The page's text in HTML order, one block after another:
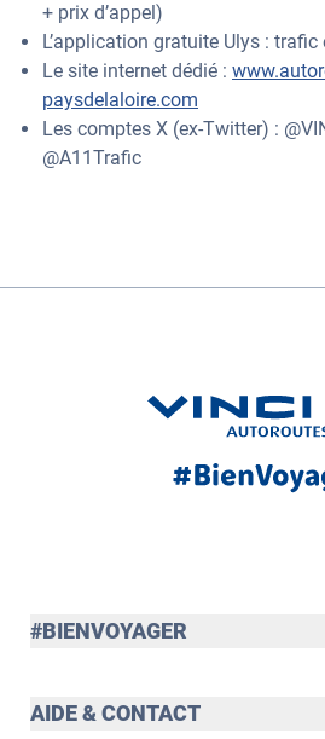
+ prix d’appel)
L’application gratuite Ulys : trafic
Le site internet dédié :
paysdelaloire.com
Les comptes X (ex-Twitter) :
@A11Trafic
#BIENVOYAGER
AIDE & CONTACT